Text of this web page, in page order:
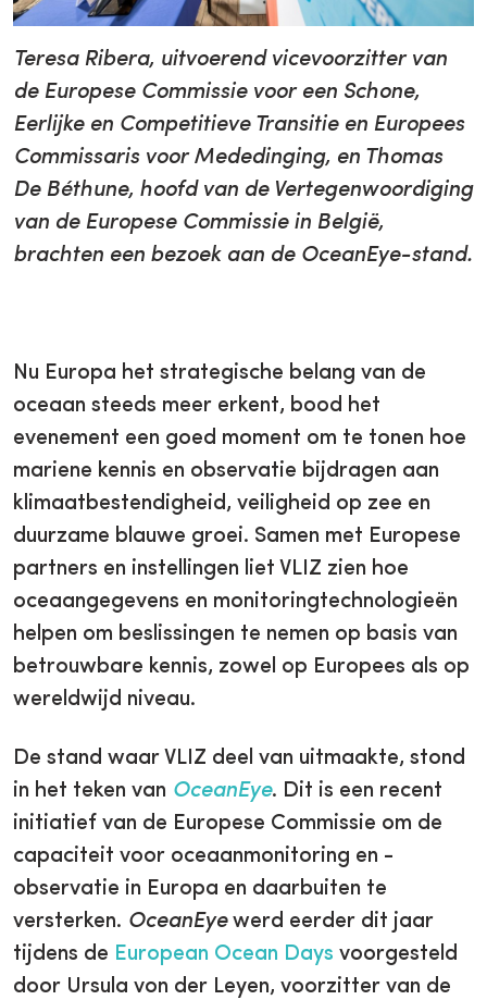
Teresa Ribera, uitvoerend vicevoorzitter van
de Europese Commissie voor een Schone,
Eerlijke en Competitieve Transitie en Europees
Commissaris voor Mededinging, en Thomas
De Béthune, hoofd van de Vertegenwoordiging
van de Europese Commissie in België,
brachten een bezoek aan de OceanEye-stand.
Nu Europa het strategische belang van de
oceaan steeds meer erkent, bood het
evenement een goed moment om te tonen hoe
mariene kennis en observatie bijdragen aan
klimaatbestendigheid, veiligheid op zee en
duurzame blauwe groei. Samen met Europese
partners en instellingen liet VLIZ zien hoe
oceaangegevens en monitoringtechnologieën
helpen om beslissingen te nemen op basis van
betrouwbare kennis, zowel op Europees als op
wereldwijd niveau.
De stand waar VLIZ deel van uitmaakte, stond
in het teken van OceanEye. Dit is een recent
initiatief van de Europese Commissie om de
capaciteit voor oceaanmonitoring en -
observatie in Europa en daarbuiten te
versterken. OceanEyewerd eerder dit jaar
tijdens de European Ocean Days voorgesteld
door Ursula von der Leyen, voorzitter van de